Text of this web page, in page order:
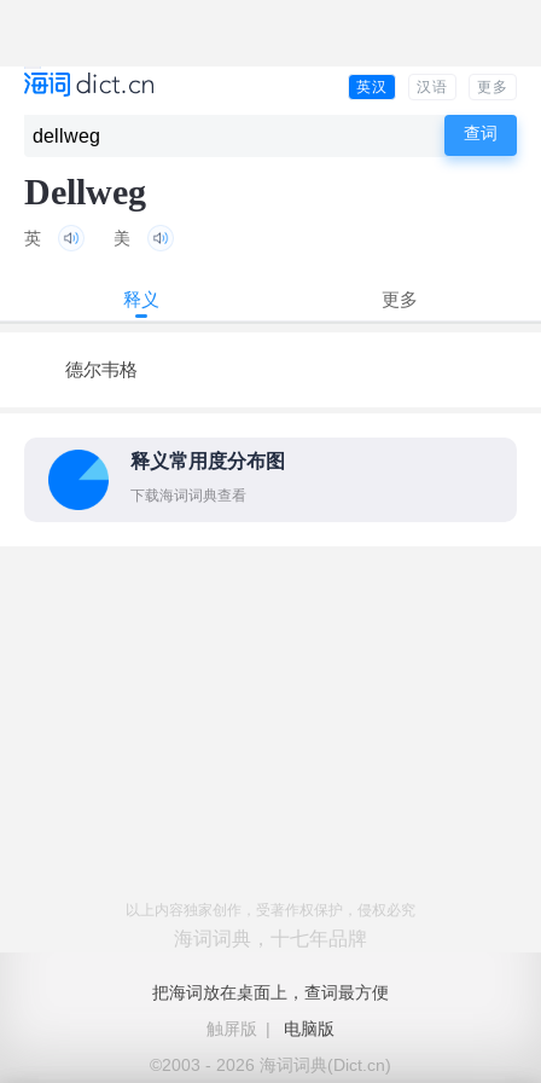
英汉 汉语 更多
Dellweg
英 美
释义 更多
德尔韦格
释义常用度分布图
下载海词词典查看
以上内容独家创作，受著作权保护，侵权必究
海词词典，十七年品牌
把海词放在桌面上，查词最方便
触屏版
|
电脑版
©2003 - 2026 海词词典(Dict.cn)